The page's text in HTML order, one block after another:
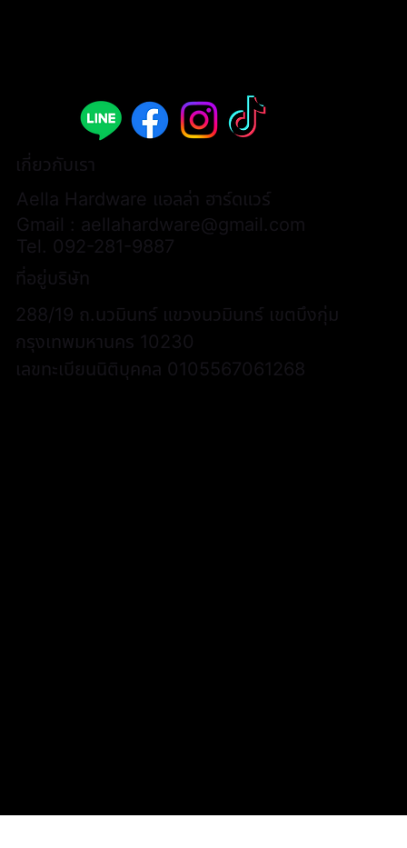
เกี่ยวกับเรา
Aella Hardware แอลล่า ฮาร์ดแวร์
Gmail : aellahardware@gmail.com
Tel. 092-281-9887
ที่อยู่บริษัท
288/19 ถ.นวมินทร์ แขวงนวมินทร์ เขตบึงกุ่ม
กรุงเทพมหานคร 10230
เลขทะเบียนนิติบุคคล 0105567061268